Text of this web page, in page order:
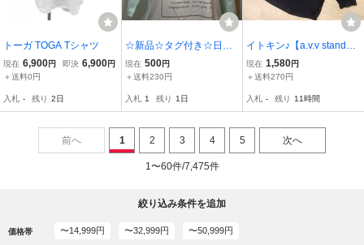
トーガ TOGA Tシャツ
現在 6,900円 即決 6,900円
＋送料0円
入札 - 残り 2日
☆新品☆タグ付き☆日本
製☆綿100％☆英字ロゴ
プリント☆カットソー ☆
☆サイズ40☆
現在 500円
＋送料230円
入札 1 残り 1日
イトキン♪【a.v.v standar
d】黒七分袖カットソーＭ
★新品♪
現在 1,580円
＋送料270円
入札 - 残り 11時間
前へ 1 2 3 4 5 次へ
1〜60件/7,475件
絞り込み条件を追加
価格帯 〜14,999円 〜32,999円 〜50,999円